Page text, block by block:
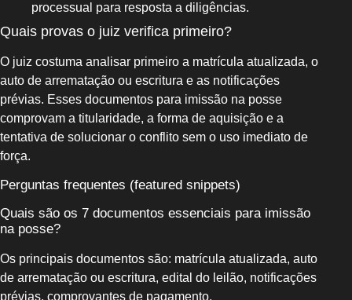
processual para resposta a diligências.
Quais provas o juiz verifica primeiro?
O juiz costuma analisar primeiro a matrícula atualizada, o
auto de arrematação ou escritura e as notificações
prévias. Esses documentos para imissão na posse
comprovam a titularidade, a forma de aquisição e a
tentativa de solucionar o conflito sem o uso imediato de
força.
Perguntas frequentes (featured snippets)
Quais são os 7 documentos essenciais para imissão
na posse?
Os principais documentos são: matrícula atualizada, auto
de arrematação ou escritura, edital do leilão, notificações
prévias, comprovantes de pagamento,